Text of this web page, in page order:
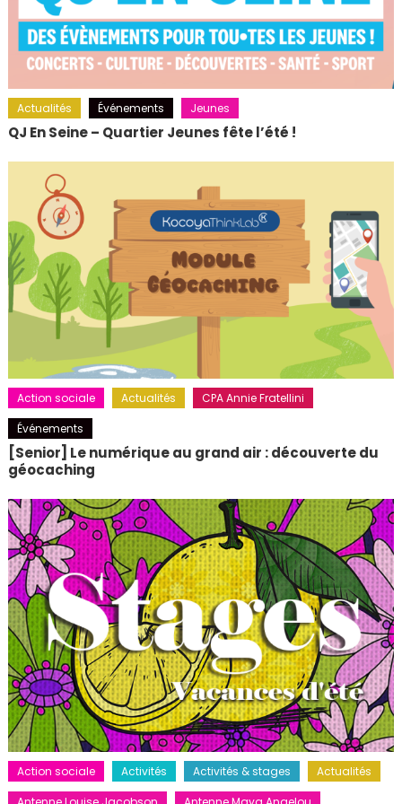
Actualités Événements Jeunes
QJ En Seine – Quartier Jeunes fête l’été !
Action sociale Actualités
CPA Annie Fratellini
Événements
[Senior] Le numérique au grand air : découverte du
géocaching
Action sociale Activités Activités & stages
Actualités